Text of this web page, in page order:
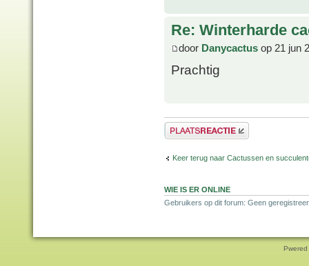
Re: Winterharde
door Danycactus op 21 jun
Prachtig
Plaats een reactie
Keer terug naar Cactussen en
WIE IS ER ONLINE
Gebruikers op dit forum: Geen